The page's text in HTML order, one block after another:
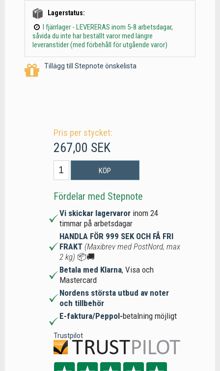
Lagerstatus:
I fjärrlager - LEVERERAS inom 5-8 arbetsdagar,
såvida du inte har beställt varor med längre
leveranstider (med förbehåll för utgående varor)
Tillägg till Stepnote önskelista
Pris per stycket:
267,00 SEK
KÖP
Fördelar med Stepnote
Vi skickar lagervaror inom 24
timmar på arbetsdagar
HANDLA FÖR 999 SEK OCH FÅ FRI
FRAKT (Maxibrev med PostNord, max
2 kg) 📦🚚
Betala med Klarna, Visa och
Mastercard
Nordens största utbud av noter
och tillbehör
E-faktura/Peppol-betalning möjligt
Trustpilot